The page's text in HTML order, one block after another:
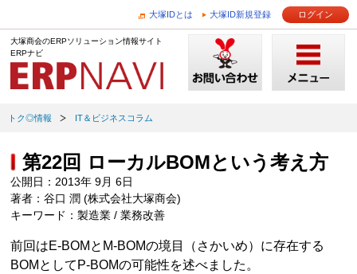
大塚IDとは 大塚ID新規登録 ログイン
大塚商会のERPソリューション情報サイト
ERPナビ
トク◎情報 IT＆ビジネスコラム
第22回 ローカルBOMという考え方
公開日：2013年 9月 6日
著者：谷口 潤 (株式会社大塚商会)
キーワード：製造業 / 業務改善
前回はE-BOMとM-BOMの境目（さかいめ）に存在する
BOMとしてP-BOMの可能性を述べました。